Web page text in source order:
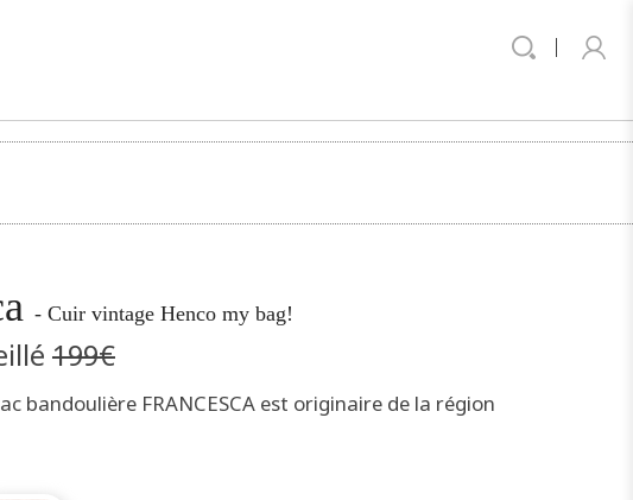
- Cuir vintage Henco my bag!
199€
bandoulière FRANCESCA est originaire de la région